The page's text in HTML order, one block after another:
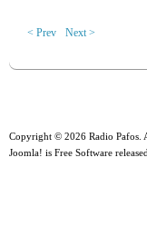
< Prev Next >
Copyright © 2026 Radio Pafos.
Joomla! is Free Software